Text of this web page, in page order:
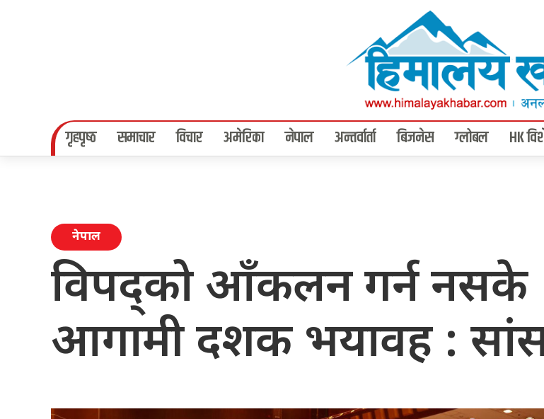
गृहपृष्‍ठ समाचार विचार अमेरिका नेपाल अन्तर्वार्ता बिजनेस ग्लोबल HK
नेपाल
विपद्को आँकलन गर्न नसके
आगामी दशक भयावह :